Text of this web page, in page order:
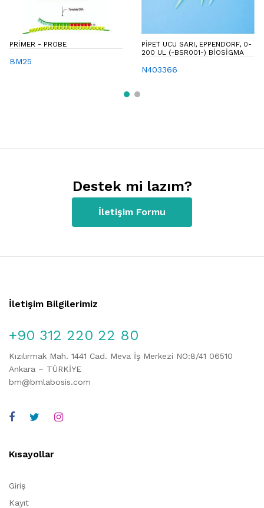
PRIMER - PROBE
BM25
PIPET UCU SARI, EPPENDORF, 0-
200 UL (-BSR001-) BIOSIGMA
N403366
Destek mi lazım?
İletişim Formu
İletişim Bilgilerimiz
+90 312 220 22 80
Kızılırmak Mah. 1441 Cad. Meva İş Merkezi NO:8/41 06510
Ankara – TÜRKİYE
bm@bmlabosis.com
Kısayollar
Giriş
Kayıt